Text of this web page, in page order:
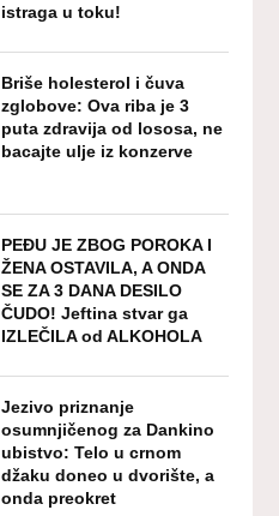
istraga u toku!
Briše holesterol i čuva
zglobove: Ova riba je 3
puta zdravija od lososa, ne
bacajte ulje iz konzerve
PEĐU JE ZBOG POROKA I
ŽENA OSTAVILA, A ONDA
SE ZA 3 DANA DESILO
ČUDO! Jeftina stvar ga
IZLEČILA od ALKOHOLA
Jezivo priznanje
osumnjičenog za Dankino
ubistvo: Telo u crnom
džaku doneo u dvorište, a
onda preokret